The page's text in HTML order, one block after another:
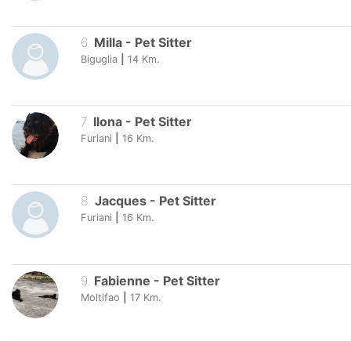
6. Milla - Pet Sitter
Biguglia 14 Km.
7. Ilona - Pet Sitter
Furiani 16 Km.
8. Jacques - Pet Sitter
Furiani 16 Km.
9 Fabienne - Pet Sitter
Moltifao 17 Km.